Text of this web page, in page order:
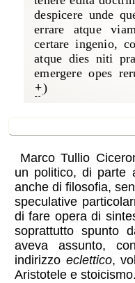
despicere unde
errare atque
certare ingenio,
atque dies niti
emergere opes
)
Marco Tullio
un politico, di parte
anche di filosofia,
speculative
di fare opera di
soprattutto spunto
aveva assunto,
indirizzo eclettico,
Aristotele e stoicismo.